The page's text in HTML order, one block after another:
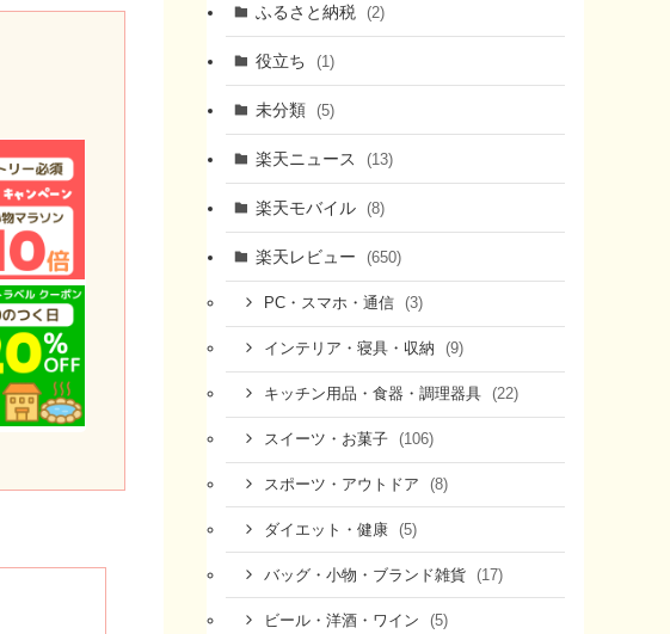
ふるさと納税 (2)
役立ち (1)
未分類 (5)
楽天ニュース (13)
楽天モバイル (8)
楽天レビュー (650)
PC・スマホ・通信 (3)
インテリア・寝具・収納 (9)
キッチン用品・食器・調理器具 (22)
スイーツ・お菓子 (106)
スポーツ・アウトドア (8)
ダイエット・健康 (5)
バッグ・小物・ブランド雑貨 (17)
ビール・洋酒・ワイン (5)